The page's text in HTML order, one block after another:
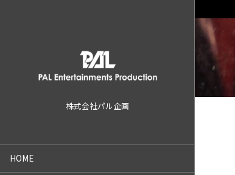
株式会社パル企画
HOME